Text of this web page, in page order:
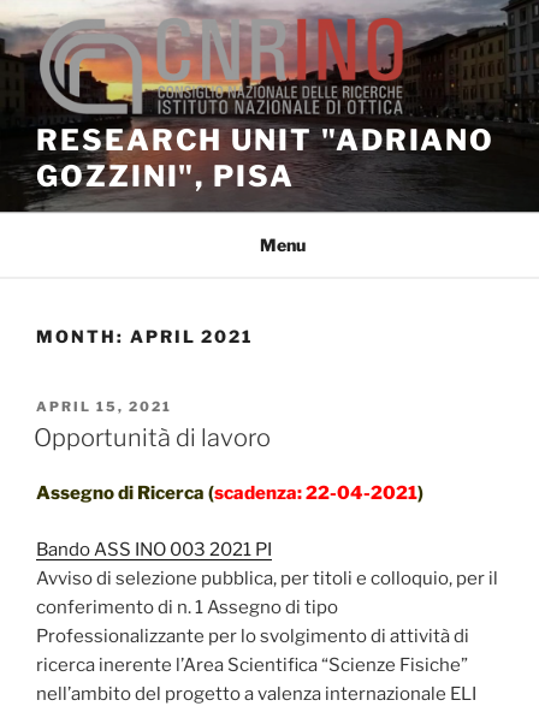
Skip
to
content
RESEARCH UNIT "ADRIANO
GOZZINI", PISA
Menu
MONTH: APRIL 2021
POSTED
ON
APRIL 15, 2021
Opportunità di lavoro
Assegno di Ricerca (scadenza: 22-04-2021)
Bando ASS INO 003 2021 PI
Avviso di selezione pubblica, per titoli e colloquio, per il
conferimento di n. 1 Assegno di tipo
Professionalizzante per lo svolgimento di attività di
ricerca inerente l’Area Scientifica “Scienze Fisiche”
nell’ambito del progetto a valenza internazionale ELI